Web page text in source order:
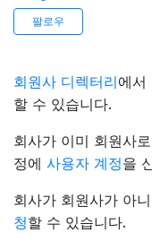
팔로우
회원사 디렉터리에서
할 수 있습니다.
회사가 이미 회원사
정에 사용자 계정을
회사가 회원사가 아
청할 수 있습니다.